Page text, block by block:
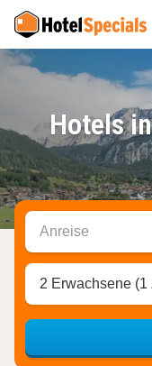
Hotels
Anreise
2 Erwachsene (1